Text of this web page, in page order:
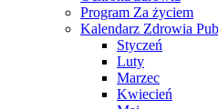
Program Za życiem
Kalendarz Zdrowia
Styczeń
Luty
Marzec
Kwiecień